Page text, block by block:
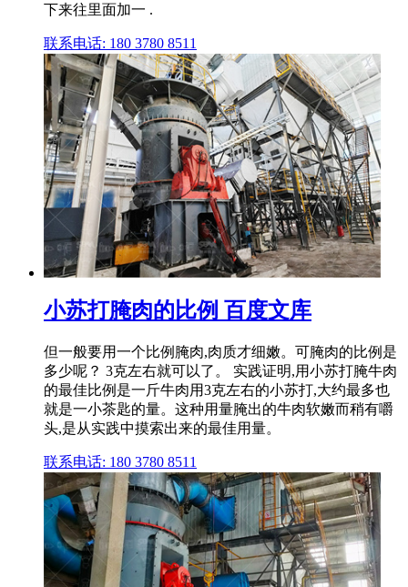
下来往里面加一 .
联系电话: 180 3780 8511
小苏打腌肉的比例 百度文库
但一般要用一个比例腌肉,肉质才细嫩。可腌肉的比例是
多少呢？ 3克左右就可以了。 实践证明,用小苏打腌牛肉
的最佳比例是一斤牛肉用3克左右的小苏打,大约最多也
就是一小茶匙的量。这种用量腌出的牛肉软嫩而稍有嚼
头,是从实践中摸索出来的最佳用量。
联系电话: 180 3780 8511